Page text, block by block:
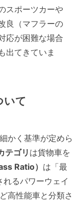
スポーツカーや
良（マフラーの
応が困難な場合
出てきていま
いて
かく基準が定めら
テゴリは貨物車を
Ratio） は「最
るパワーウェイ
高性能車と分類さ